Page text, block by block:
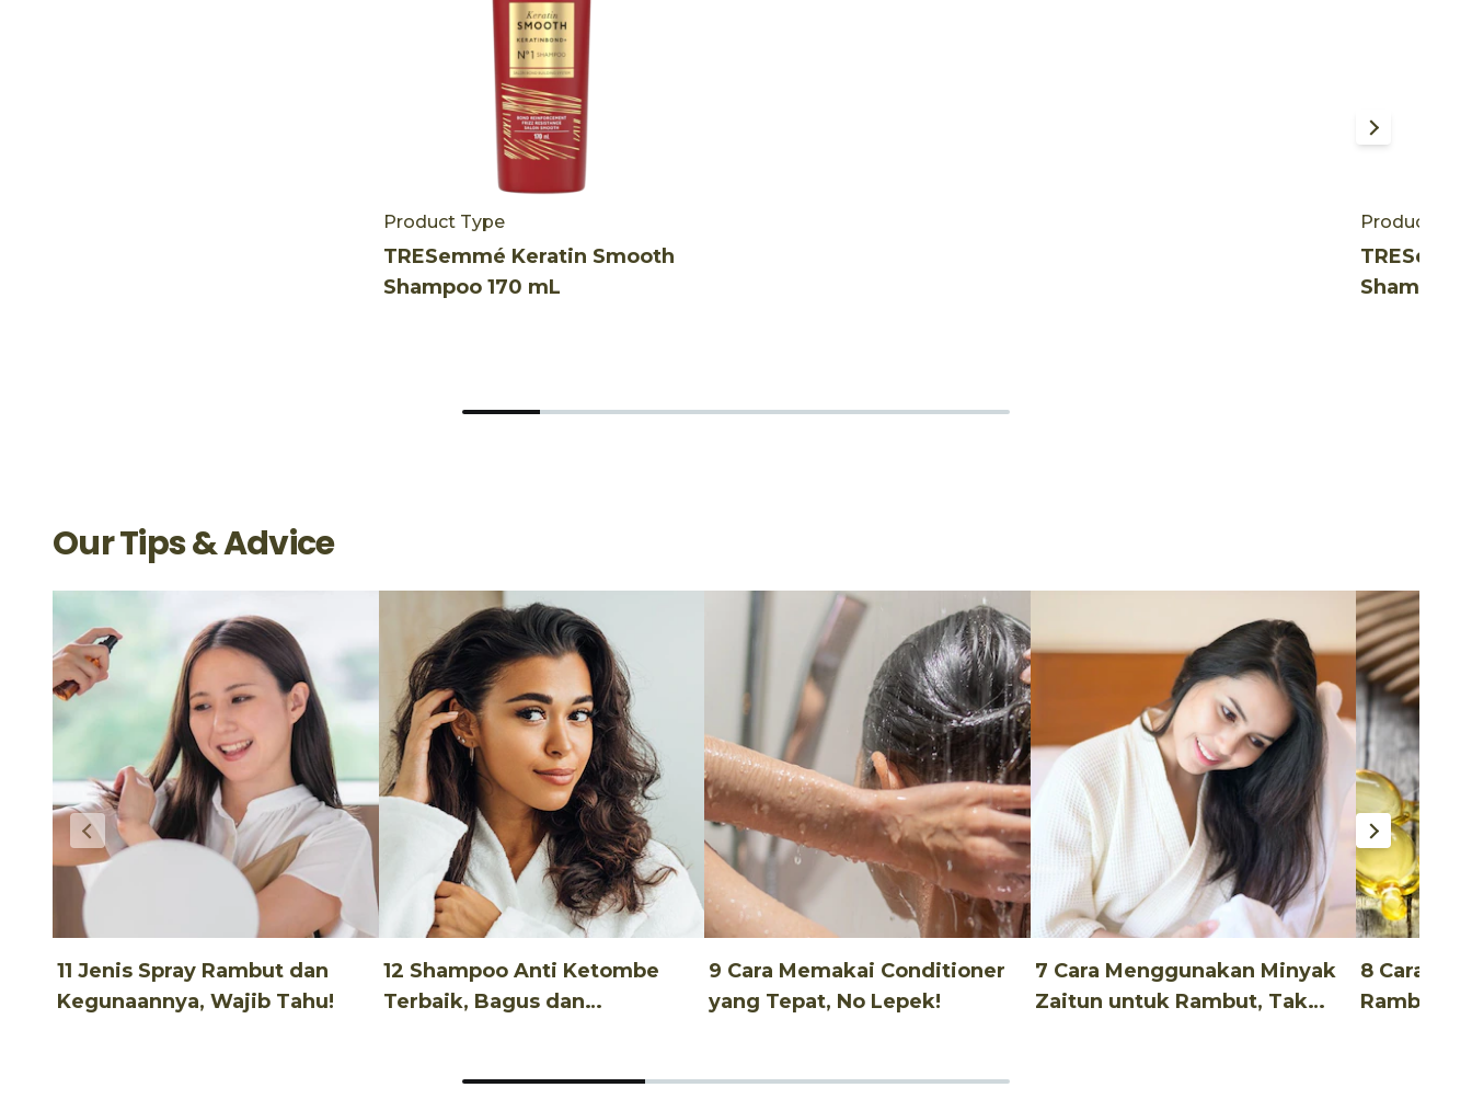
Product Type
TRESemmé Keratin Smooth
Shampoo 170 mL
Product
Shampoo
Our Tips & Advice
11 Jenis Spray Rambut dan
Kegunaannya, Wajib Tahu!
12 Shampoo Anti Ketombe
Terbaik, Bagus dan
9 Cara Memakai Conditioner
yang Tepat, No Lepek!
7 Cara Menggunakan Minyak
Zaitun untuk Rambut, Tak
8 Cara
Rambut